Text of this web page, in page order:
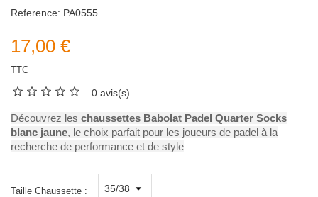
Reference: PA0555
17,00 €
TTC
0 avis(s)
Découvrez les chaussettes Babolat Padel Quarter Socks
blanc jaune, le choix parfait pour les joueurs de padel à la
recherche de performance et de style
Taille Chaussette :